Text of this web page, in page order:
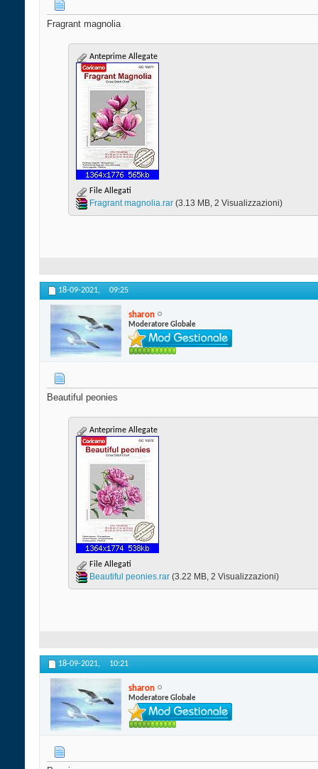
Fragrant magnolia
Anteprime Allegate
File Allegati
Fragrant magnolia.rar‎ (3.13 MB, 2 Visualizzazioni)
18-09-2021, 09:25
sharon
Moderatore Globale
Beautiful peonies
Anteprime Allegate
File Allegati
Beautiful peonies.rar‎ (3.22 MB, 2 Visualizzazioni)
18-09-2021, 10:21
sharon
Moderatore Globale